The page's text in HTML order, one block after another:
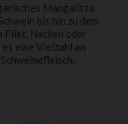
Mangalitza
bis hin zu dem
Filet, Nacken oder
eine Vielzahl an